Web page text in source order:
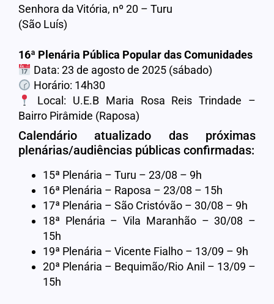
Senhora da Vitória, nº 20 – Turu
(São Luís)
16ª Plenária Pública Popular das Comunidades
Data: 23 de agosto de 2025 (sábado)
Horário: 14h30
Local: U.E.B Maria Rosa Reis Trindade –
Bairro Pirâmide (Raposa)
Calendário atualizado das próximas
plenárias/audiências públicas confirmadas:
15ª Plenária – Turu – 23/08 – 9h
16ª Plenária – Raposa – 23/08 – 15h
17ª Plenária – São Cristóvão – 30/08 – 9h
18ª Plenária – Vila Maranhão – 30/08 –
15h
19ª Plenária – Vicente Fialho – 13/09 – 9h
20ª Plenária – Bequimão/Rio Anil – 13/09 –
15h